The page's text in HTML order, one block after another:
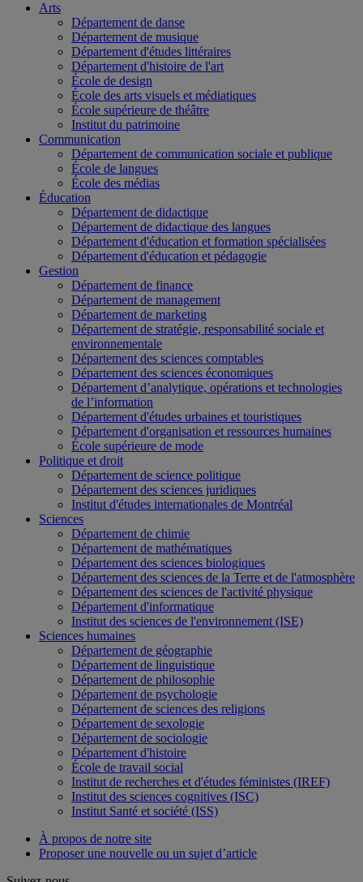
Arts
Département de danse
Département de musique
Département d'études littéraires
Département d'histoire de l'art
École de design
École des arts visuels et médiatiques
École supérieure de théâtre
Institut du patrimoine
Communication
Département de communication sociale et publique
École de langues
École des médias
Éducation
Département de didactique
Département de didactique des langues
Département d'éducation et formation spécialisées
Département d'éducation et pédagogie
Gestion
Département de finance
Département de management
Département de marketing
Département de stratégie, responsabilité sociale et
environnementale
Département des sciences comptables
Département des sciences économiques
Département d’analytique, opérations et technologies
de l’information
Département d'études urbaines et touristiques
Département d'organisation et ressources humaines
École supérieure de mode
Politique et droit
Département de science politique
Département des sciences juridiques
Institut d'études internationales de Montréal
Sciences
Département de chimie
Département de mathématiques
Département des sciences biologiques
Département des sciences de la Terre et de l'atmosphère
Département des sciences de l'activité physique
Département d'informatique
Institut des sciences de l'environnement (ISE)
Sciences humaines
Département de géographie
Département de linguistique
Département de philosophie
Département de psychologie
Département de sciences des religions
Département de sexologie
Département de sociologie
Département d'histoire
École de travail social
Institut de recherches et d'études féministes (IREF)
Institut des sciences cognitives (ISC)
Institut Santé et société (ISS)
À propos de notre site
Proposer une nouvelle ou un sujet d’article